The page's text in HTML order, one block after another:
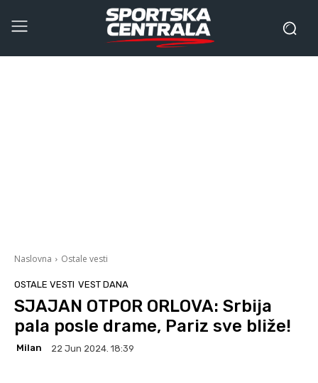
Naslovna Ostale vesti
OSTALE VESTI VEST DANA
SJAJAN OTPOR ORLOVA: Srbija
pala posle drame, Pariz sve bliže!
Milan 22 Jun 2024. 18:39